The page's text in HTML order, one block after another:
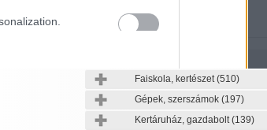
user protection.
Kertészeti szaknévsor
Faiskola, kertészet(510)
Gépek, szerszámok (197)
Kertáruház, gazdabolt(139)